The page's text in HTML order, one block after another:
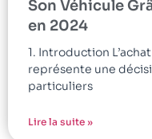
Son Véhicule
en 2024
1. Introduction
représente une
particuliers
Lire la suite »